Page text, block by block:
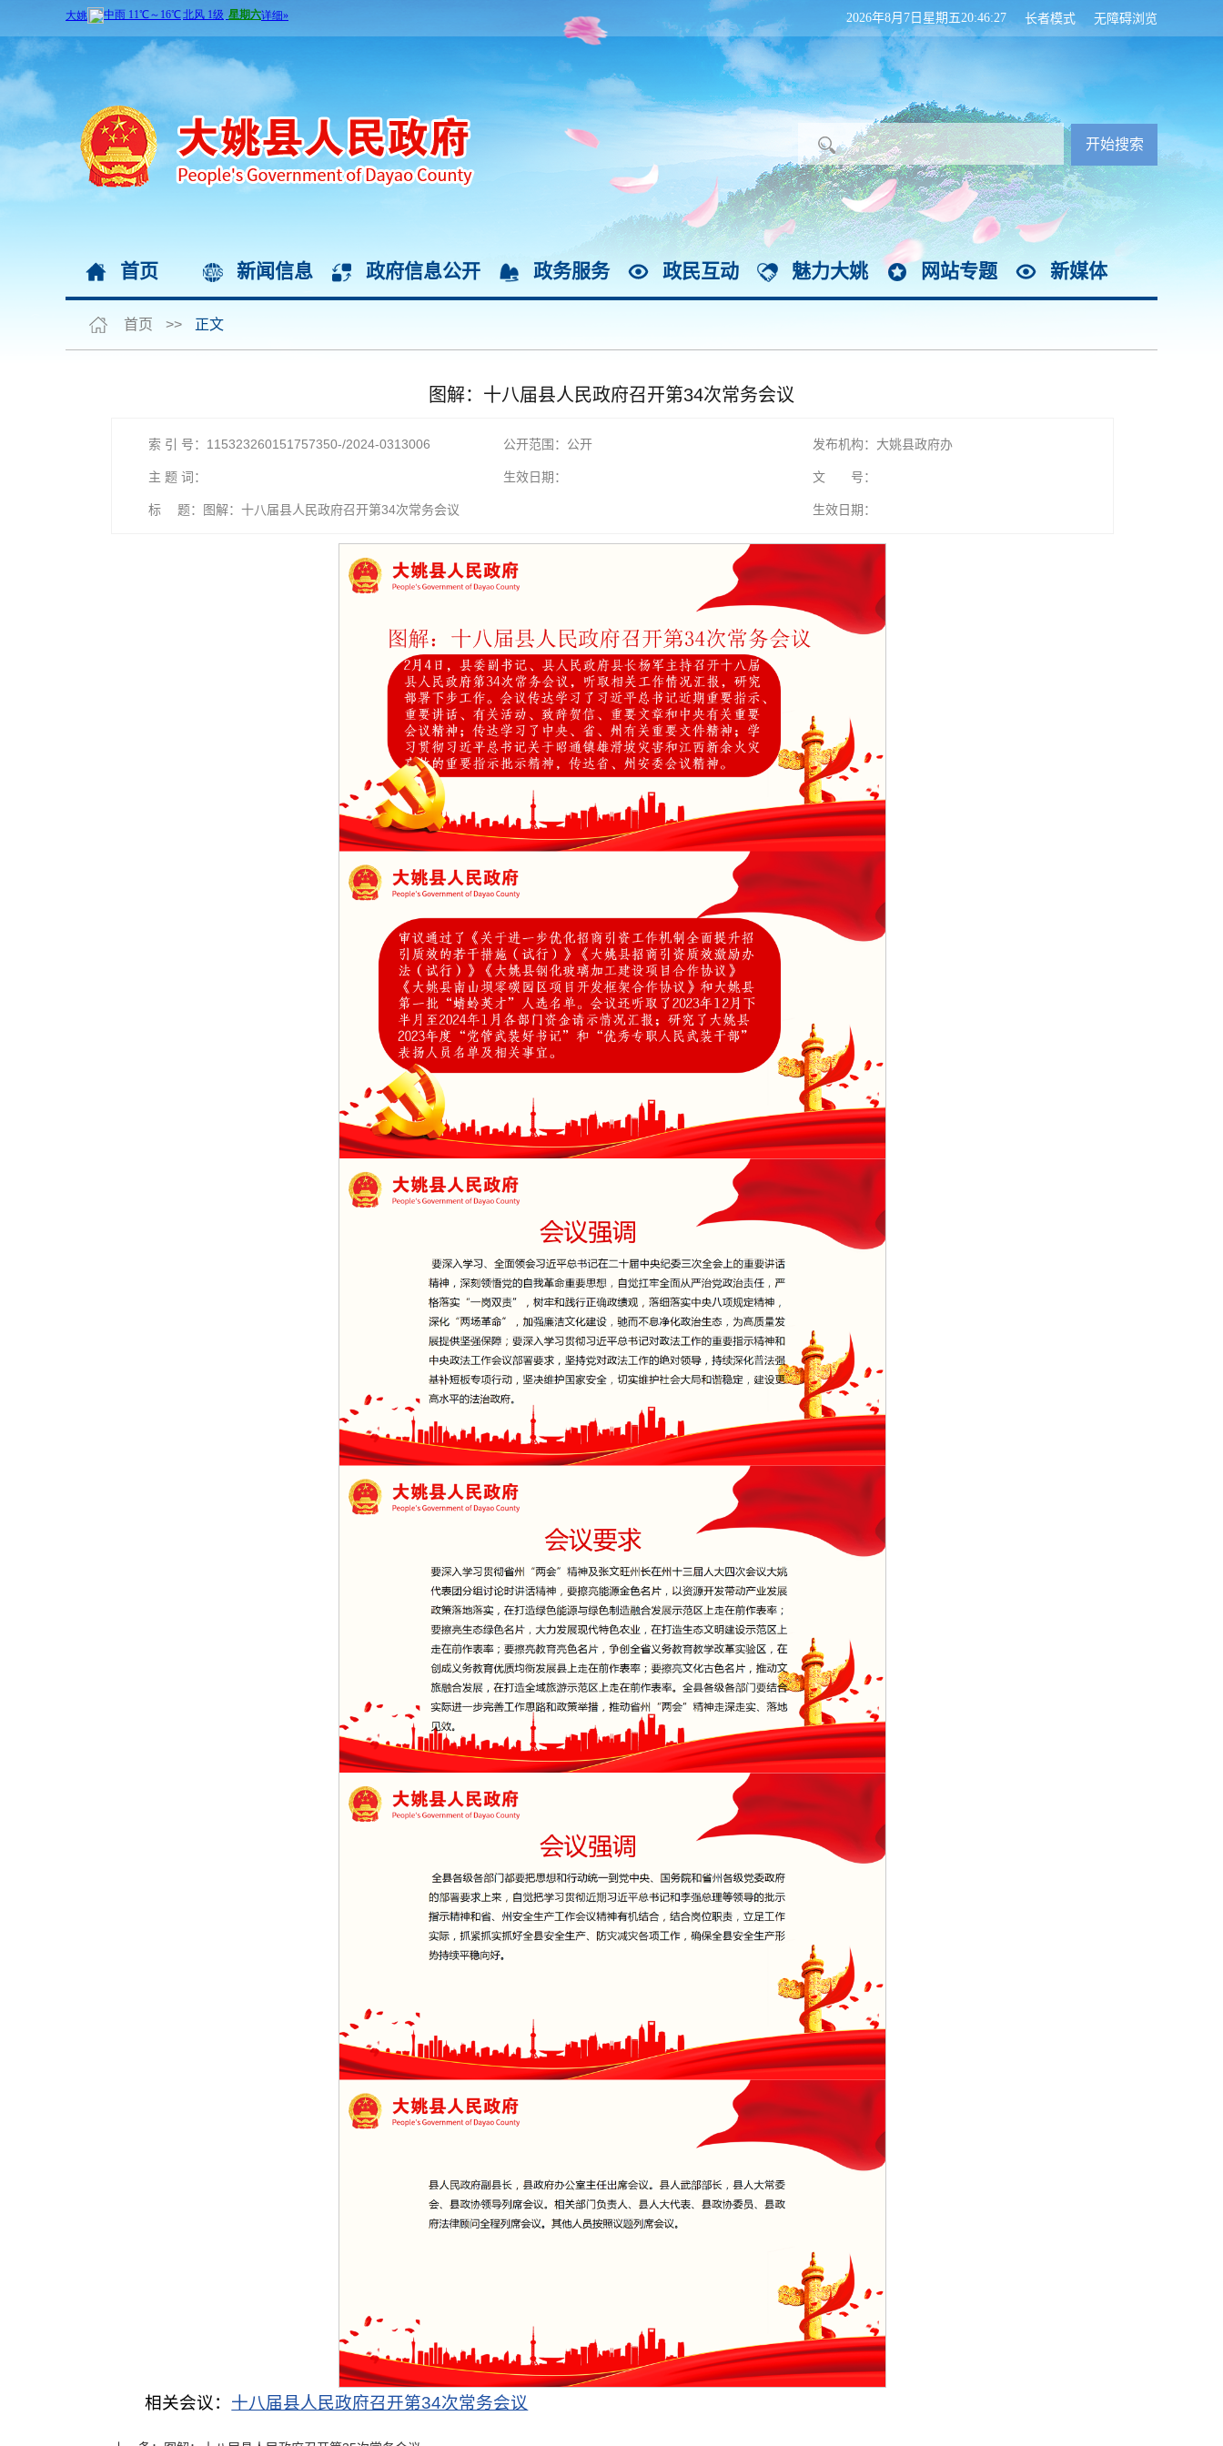
无障碍浏览
长者模式
2026年8月7日星期五20:46:28
首页 新闻信息 政府信息公开 政务服务 政民互动 魅力大姚 网站专题 新媒体
首页 >> 正文
图解：十八届县人民政府召开第34次常务会议
索 引 号：115323260151757350-/2024-0313006 公开范围：公开 发布机构：大姚县政府办
主 题 词： 生效日期： 文 号：
标 题：图解：十八届县人民政府召开第34次常务会议 生效日期：
相关会议： 十八届县人民政府召开第34次常务会议